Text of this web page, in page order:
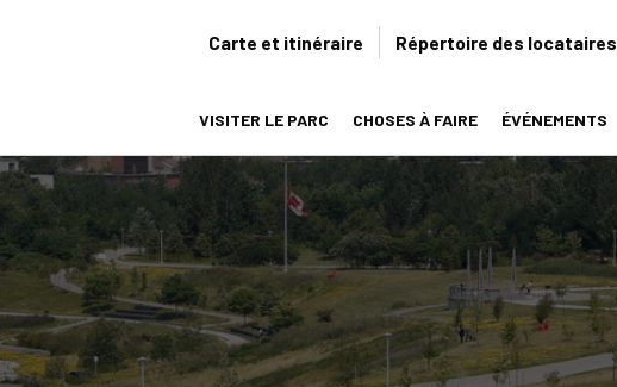
Secondary
navigation
Carte et itinéraire Répertoire des locataires
navigation
VISITER LE PARC CHOSES À FAIRE ÉVÉNEMENTS